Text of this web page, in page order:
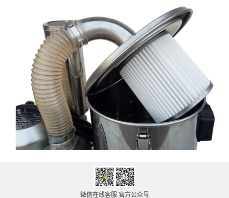
微信在线客服 官方公众号